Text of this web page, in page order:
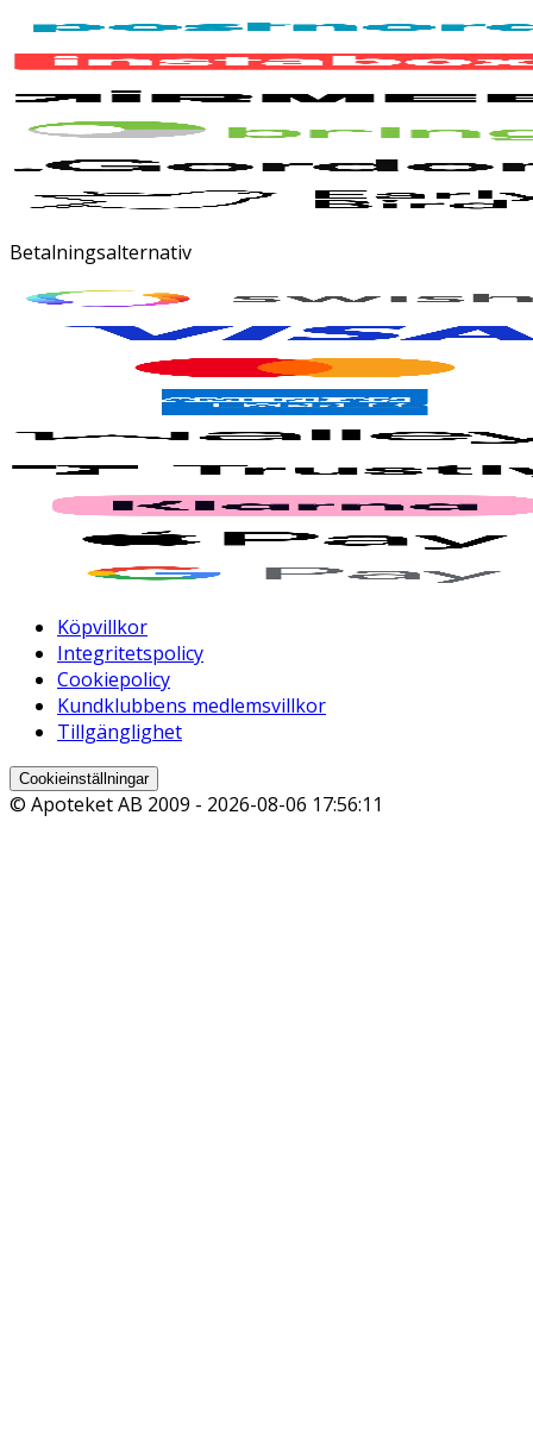
Betalningsalternativ
Köpvillkor
Integritetspolicy
Cookiepolicy
Kundklubbens medlemsvillkor
Tillgänglighet
Cookieinställningar
© Apoteket AB 2009 - 2026-08-06 17:56:11